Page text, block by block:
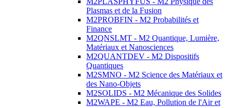
Plasmas et de la Fusion
M2PROBFIN - M2 Probabilités et
Finance
M2QNSLMT - M2 Quantique, Lumière,
Matériaux et Nanosciences
M2QUANTDEV - M2 Dispositifs
Quantiques
M2SMNO - M2 Science des Matériaux et
des Nano-Objets
M2SOLIDS - M2 Mécanique des Solides
M2WAPE - M2 Eau, Pollution de l'Air et